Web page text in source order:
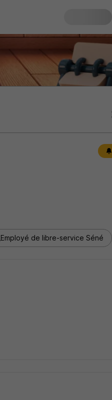
Employé de libre-service Séné